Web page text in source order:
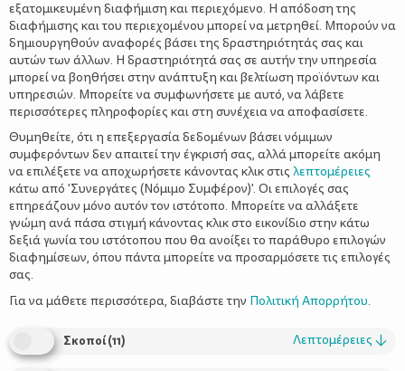
Παιχνίδια για τον πρώτο χρόνο του
μωρού σας
εξατομικευμένη διαφήμιση και περιεχόμενο. Η απόδοση της
διαφήμισης και του περιεχομένου μπορεί να μετρηθεί. Μπορούν να
δημιουργηθούν αναφορές βάσει της δραστηριότητάς σας και
αυτών των άλλων. Η δραστηριότητά σας σε αυτήν την υπηρεσία
μπορεί να βοηθήσει στην ανάπτυξη και βελτίωση προϊόντων και
υπηρεσιών. Μπορείτε να συμφωνήσετε με αυτό, να λάβετε
περισσότερες πληροφορίες και στη συνέχεια να αποφασίσετε.
Θυμηθείτε, ότι η επεξεργασία δεδομένων βάσει νόμιμων
συμφερόντων δεν απαιτεί την έγκρισή σας, αλλά μπορείτε ακόμη
να επιλέξετε να αποχωρήσετε κάνοντας κλικ στις λεπτομέρειες
κάτω από 'Συνεργάτες (Νόμιμο Συμφέρον)'. Οι επιλογές σας
επηρεάζουν μόνο αυτόν τον ιστότοπο. Μπορείτε να αλλάξετε
γνώμη ανά πάσα στιγμή κάνοντας κλικ στο εικονίδιο στην κάτω
δεξιά γωνία του ιστότοπου που θα ανοίξει το παράθυρο επιλογών
διαφημίσεων, όπου πάντα μπορείτε να προσαρμόσετε τις επιλογές
σας.
Για να μάθετε περισσότερα, διαβάστε την Πολιτική Απορρήτου.
Σκοποί(11) Λεπτομέρειες ↓